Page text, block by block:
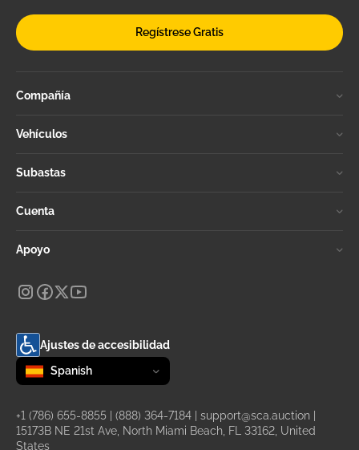
Regístrese Gratis
Compañía
Vehículos
Subastas
Cuenta
Apoyo
Ajustes de accesibilidad
Change language
selected
Spanish
+1 (786) 655-8855 (888) 364-7184 support@sca.auction
15173B NE 21st Ave, North Miami Beach, FL 33162, United
States